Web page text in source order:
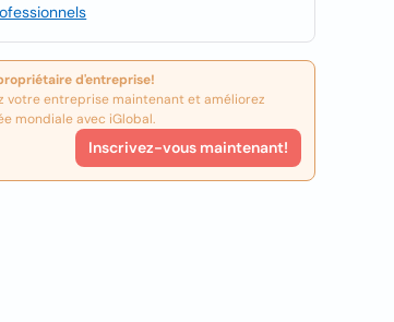
d'entreprise!
votre entreprise maintenant et améliorez
mondiale avec iGlobal.
Inscrivez-vous maintenant!